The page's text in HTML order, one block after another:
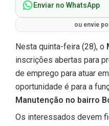
Enviar no WhatsApp
ou envie
Nesta quinta-feira (28), o
inscrições abertas para
de emprego para atuar
oportunidade é para a
Manutenção no bairro
Os interessados devem